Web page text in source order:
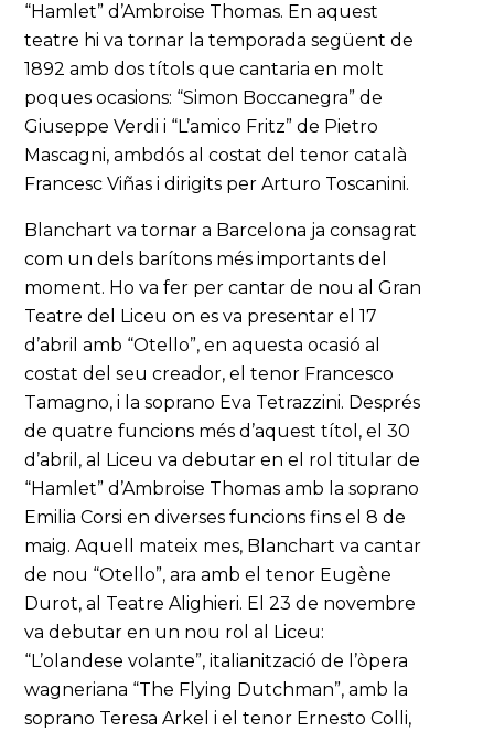
“Hamlet” d’Ambroise Thomas. En aquest
teatre hi va tornar la temporada següent de
1892 amb dos títols que cantaria en molt
poques ocasions: “Simon Boccanegra” de
Giuseppe Verdi i “L’amico Fritz” de Pietro
Mascagni, ambdós al costat del tenor català
Francesc Viñas i dirigits per Arturo Toscanini.
Blanchart va tornar a Barcelona ja consagrat
com un dels barítons més importants del
moment. Ho va fer per cantar de nou al Gran
Teatre del Liceu on es va presentar el 17
d’abril amb “Otello”, en aquesta ocasió al
costat del seu creador, el tenor Francesco
Tamagno, i la soprano Eva Tetrazzini. Després
de quatre funcions més d’aquest títol, el 30
d’abril, al Liceu va debutar en el rol titular de
“Hamlet” d’Ambroise Thomas amb la soprano
Emilia Corsi en diverses funcions fins el 8 de
maig. Aquell mateix mes, Blanchart va cantar
de nou “Otello”, ara amb el tenor Eugène
Durot, al Teatre Alighieri. El 23 de novembre
va debutar en un nou rol al Liceu:
“L’olandese volante”, italianització de l’òpera
wagneriana “The Flying Dutchman”, amb la
soprano Teresa Arkel i el tenor Ernesto Colli,